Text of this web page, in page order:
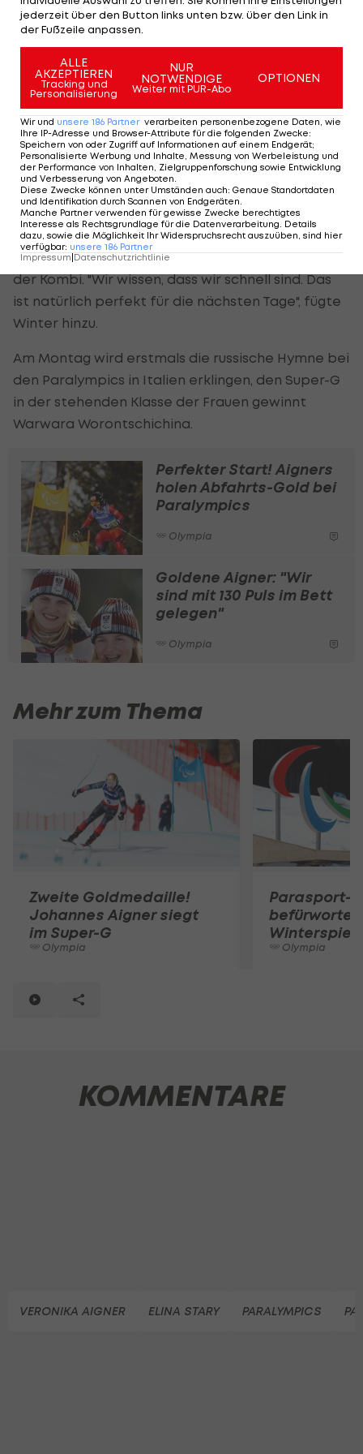
Gestürzte Stary erlitt Daumenprellung
Stary erleidet bei ihrem Sturz leichte Blessuren.
"Ich bin ziemlich auf den Kopf gefallen, habe mir
einen Daumen geprellt, der ist schon ein bisschen
angeschwollen, aber zum Glück nichts Schlimmes.
Ich glaube, es hat gröber ausgeschaut, als es
wirklich war", sagte die 19-jährige Kärntnerin.
"Wenn das unten nicht passiert wär, dann wäre
hier eine Medaille rausgekommen. Aber ich glaub,
ich hab noch öfter die Chance." Die nächste ist in
der Kombi. "Wir wissen, dass wir schnell sind. Das
ist natürlich perfekt für die nächsten Tage", fügte
Winter hinzu.
Am Montag wird erstmals die russische Hymne bei
den Paralympics in Italien erklingen, den Super-G
in der stehenden Klasse der Frauen gewinnt
Warwara Worontschichina.
Perfekter Start! Aigners
holen Abfahrts-Gold bei
Paralympics
Olympia
Goldene Aigner: "Wir
sind mit 130 Puls im Bett
gelegen"
Olympia
Mehr zum Thema
Zweite Goldmedaille!
Johannes Aigner siegt
im Super-G
Olympia
Parasport-
Olympia
KOMMENTARE
VERONIKA AIGNER ELINA STARY PARALYMPICS
jederzeit über den Button links unten bzw. über den Link in
der Fußzeile anpassen.
ALLE
AKZEPTIEREN
Tracking und
Personalisierung
NUR
NOTWENDIGE
Weiter mit PUR-Abo
OPTIONEN
Wir und unsere 186 Partner verarbeiten personenbezogene Daten, wie
Ihre IP-Adresse und Browser-Attribute für die folgenden Zwecke:
Speichern von oder Zugriff auf Informationen auf einem Endgerät;
Personalisierte Werbung und Inhalte, Messung von Werbeleistung und
der Performance von Inhalten, Zielgruppenforschung sowie Entwicklung
und Verbesserung von Angeboten
Diese Zwecke können unter Umständen auch: Genaue Standortdaten
und Identifikation durch Scannen von Endgeräten
Manche Partner verwenden für gewisse Zwecke berechtigtes
Interesse als Rechtsgrundlage für die Datenverarbeitung. Details
dazu, sowie die Möglichkeit Ihr Widerspruchsrecht auszuüben, sind hier
verfügbar: unsere 186 Partner
Impressum|Datenschutzrichtlinie